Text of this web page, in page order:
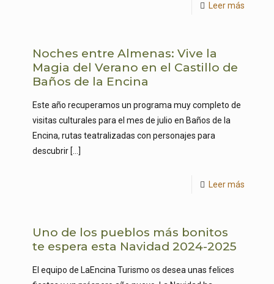
Leer más
Noches entre Almenas: Vive la
Magia del Verano en el Castillo de
Baños de la Encina
Este año recuperamos un programa muy completo de
visitas culturales para el mes de julio en Baños de la
Encina, rutas teatralizadas con personajes para
descubrir […]
Leer más
Uno de los pueblos más bonitos
te espera esta Navidad 2024-2025
El equipo de LaEncina Turismo os desea unas felices